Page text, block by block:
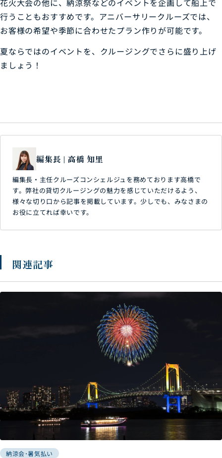
花火大会の他に、納涼祭などのイベントを企画して船上で
行うこともおすすめです。アニバーサリークルーズでは、
お客様の希望や季節に合わせたプラン作りが可能です。
夏ならではのイベントを、クルージングでさらに盛り上げ
ましょう！
編集長 | 高橋 知里
編集長・主任クルーズコンシェルジュを務めております高橋で
す。弊社の貸切クルージングの魅力を感じていただけるよう、
様々な切り口から記事を掲載しています。少しでも、みなさまの
お役に立てれば幸いです。
関連記事
納涼会･暑気払い